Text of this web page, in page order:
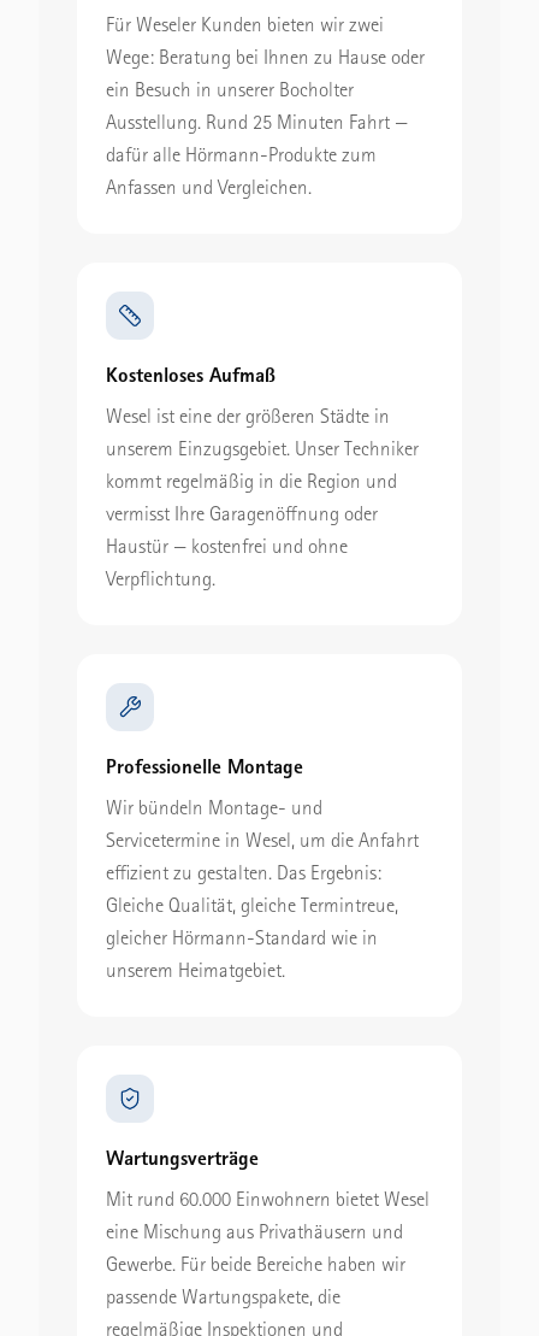
Für Weseler Kunden bieten wir zwei
Wege: Beratung bei Ihnen zu Hause oder
ein Besuch in unserer Bocholter
Ausstellung. Rund 25 Minuten Fahrt —
dafür alle Hörmann-Produkte zum
Anfassen und Vergleichen.
Kostenloses Aufmaß
Wesel ist eine der größeren Städte in
unserem Einzugsgebiet. Unser Techniker
kommt regelmäßig in die Region und
vermisst Ihre Garagenöffnung oder
Haustür — kostenfrei und ohne
Verpflichtung.
Professionelle Montage
Wir bündeln Montage- und
Servicetermine in Wesel, um die Anfahrt
effizient zu gestalten. Das Ergebnis:
Gleiche Qualität, gleiche Termintreue,
gleicher Hörmann-Standard wie in
unserem Heimatgebiet.
Wartungsverträge
Mit rund 60.000 Einwohnern bietet Wesel
eine Mischung aus Privathäusern und
Gewerbe. Für beide Bereiche haben wir
passende Wartungspakete, die
regelmäßige Inspektionen und